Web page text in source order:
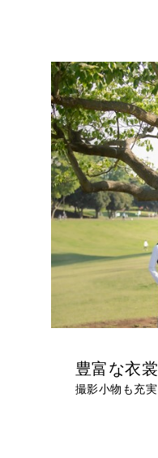
豊富な衣裳
撮影小物も充実